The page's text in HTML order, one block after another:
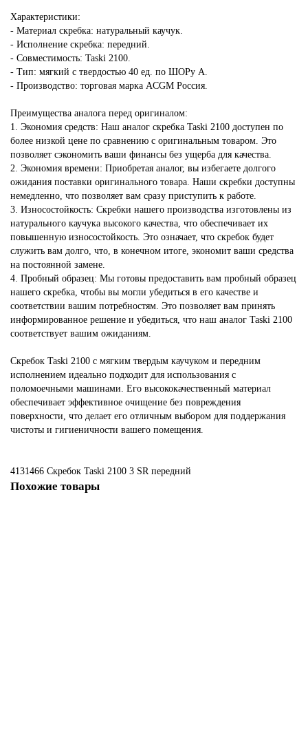
Характеристики:
- Материал скребка: натуральный каучук.
- Исполнение скребка: передний.
- Совместимость: Taski 2100.
- Тип: мягкий с твердостью 40 ед. по ШОРу A.
- Производство: торговая марка ACGM Россия.
Преимущества аналога перед оригиналом:
1. Экономия средств: Наш аналог скребка Taski 2100 доступен по
более низкой цене по сравнению с оригинальным товаром. Это
позволяет сэкономить ваши финансы без ущерба для качества.
2. Экономия времени: Приобретая аналог, вы избегаете долгого
ожидания поставки оригинального товара. Наши скребки доступны
немедленно, что позволяет вам сразу приступить к работе.
3. Износостойкость: Скребки нашего производства изготовлены из
натурального каучука высокого качества, что обеспечивает их
повышенную износостойкость. Это означает, что скребок будет
служить вам долго, что, в конечном итоге, экономит ваши средства
на постоянной замене.
4. Пробный образец: Мы готовы предоставить вам пробный образец
нашего скребка, чтобы вы могли убедиться в его качестве и
соответствии вашим потребностям. Это позволяет вам принять
информированное решение и убедиться, что наш аналог Taski 2100
соответствует вашим ожиданиям.
Скребок Taski 2100 с мягким твердым каучуком и передним
исполнением идеально подходит для использования с
поломоечными машинами. Его высококачественный материал
обеспечивает эффективное очищение без повреждения
поверхности, что делает его отличным выбором для поддержания
чистоты и гигиеничности вашего помещения.
4131466 Скребок Taski 2100 3 SR передний
Похожие товары